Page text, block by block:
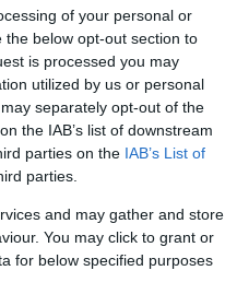
of your personal or
below opt-out section to
is processed you may
utilized by us or personal
separately opt-out of the
the IAB’s list of downstream
parties on the IAB’s List of
parties.
and may gather and store
You may click to grant or
for below specified purposes